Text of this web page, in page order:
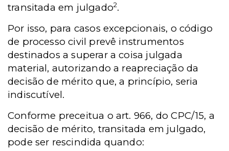
transitada em julgado2.
Por isso, para casos excepcionais, o código
de processo civil prevê instrumentos
destinados a superar a coisa julgada
material, autorizando a reapreciação da
decisão de mérito que, a princípio, seria
indiscutível.
Conforme preceitua o art. 966, do CPC/15, a
decisão de mérito, transitada em julgado,
pode ser rescindida quando: